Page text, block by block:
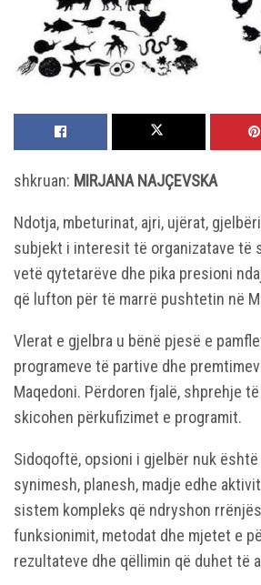
shkruan: MIRJANA NAJÇEVSKA
Ndotja, mbeturinat, ajri, ujërat,
subjekt i interesit të organizatave të
vetë qytetarëve dhe pika presioni
që lufton për të marrë pushtetin në
Vlerat e gjelbra u bënë pjesë e
programeve të partive dhe
Maqedoni. Përdoren fjalë, shprehje
skicohen përkufizimet e programit.
Sidoqoftë, opsioni i gjelbër nuk
synimesh, planesh, madje edhe
sistem kompleks që ndryshon
funksionimit, metodat dhe mjetet e
rezultateve dhe qëllimin që duhet të